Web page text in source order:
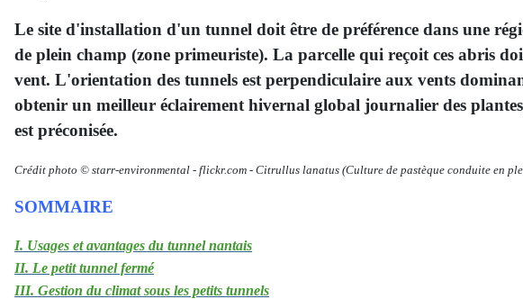
Le site d'installation d'un tunnel doit être de préférence dans une
de plein champ (zone primeuriste). La parcelle qui reçoit ces abris
vent. L'orientation des tunnels est perpendiculaire aux vents
obtenir un meilleur éclairement hivernal global journalier des
est préconisée.
Crédit photo © starr-environmental - flickr.com - Citrullus lanatus (Culture de pastèque conduite en
SOMMAIRE
I. Usages et avantages du tunnel nantais
II. Le petit tunnel fermé
III. Gestion du climat sous les petits tunnels